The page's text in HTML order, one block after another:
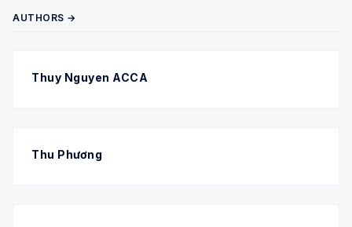
AUTHORS →
Thuy Nguyen ACCA
Thu Phương